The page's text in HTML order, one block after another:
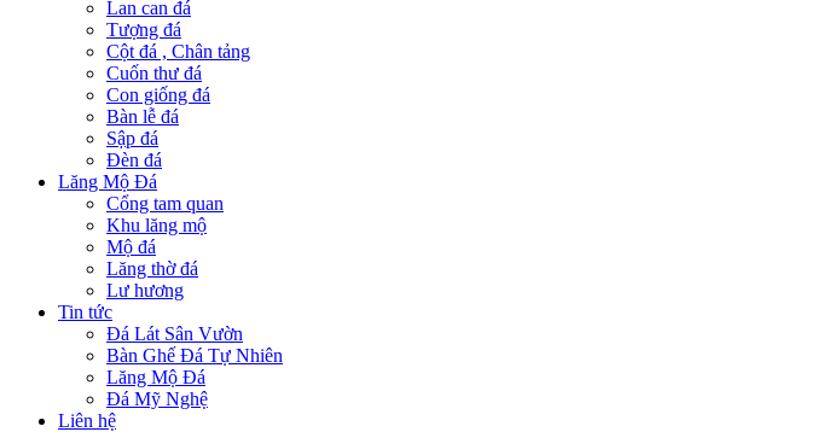
Lan can đá
Tượng đá
Cột đá , Chân tảng
Cuốn thư đá
Con giống đá
Bàn lễ đá
Sập đá
Đèn đá
Lăng Mộ Đá
Cổng tam quan
Khu lăng mộ
Mộ đá
Lăng thờ đá
Lư hương
Tin tức
Đá Lát Sân Vườn
Bàn Ghế Đá Tự Nhiên
Lăng Mộ Đá
Đá Mỹ Nghệ
Liên hệ